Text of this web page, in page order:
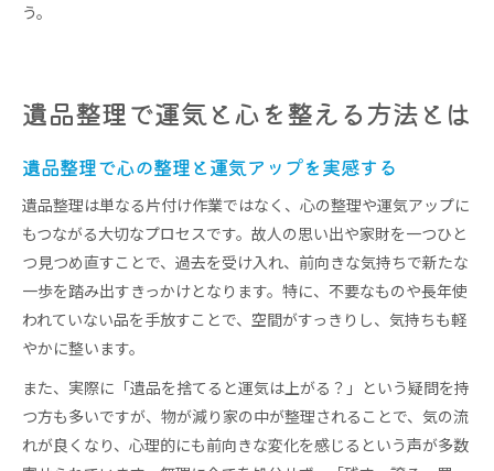
う。
遺品整理で運気と心を整える方法とは
遺品整理で心の整理と運気アップを実感する
遺品整理は単なる片付け作業ではなく、心の整理や運気アップに
もつながる大切なプロセスです。故人の思い出や家財を一つひと
つ見つめ直すことで、過去を受け入れ、前向きな気持ちで新たな
一歩を踏み出すきっかけとなります。特に、不要なものや長年使
われていない品を手放すことで、空間がすっきりし、気持ちも軽
やかに整います。
また、実際に「遺品を捨てると運気は上がる？」という疑問を持
つ方も多いですが、物が減り家の中が整理されることで、気の流
れが良くなり、心理的にも前向きな変化を感じるという声が多数